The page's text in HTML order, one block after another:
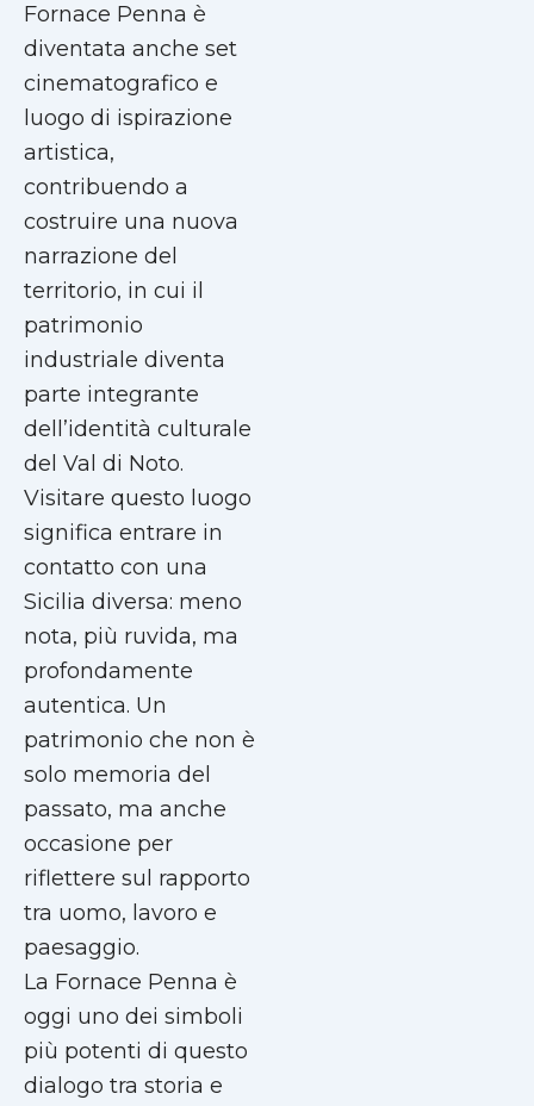
Fornace Penna è
diventata anche set
cinematografico e
luogo di ispirazione
artistica,
contribuendo a
costruire una nuova
narrazione del
territorio, in cui il
patrimonio
industriale diventa
parte integrante
dell’identità culturale
del Val di Noto.
Visitare questo luogo
significa entrare in
contatto con una
Sicilia diversa: meno
nota, più ruvida, ma
profondamente
autentica. Un
patrimonio che non è
solo memoria del
passato, ma anche
occasione per
riflettere sul rapporto
tra uomo, lavoro e
paesaggio.
La Fornace Penna è
oggi uno dei simboli
più potenti di questo
dialogo tra storia e